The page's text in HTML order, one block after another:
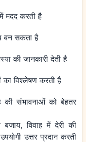
मदद करती है
बन सकता है
की जानकारी देती है
का विश्लेषण करती है
संभावनाओं को बेहतर
विवाह में देरी की
उत्तर प्रदान करती